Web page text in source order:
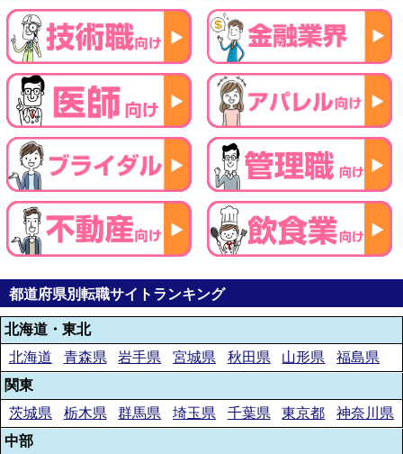
都道府県別転職サイトランキング
北海道・東北
北海道
青森県 岩手県 宮城県 秋田県 山形県
福島県
関東
茨城県
栃木県 群馬県 埼玉県 千葉県 東京都
神奈川県
中部